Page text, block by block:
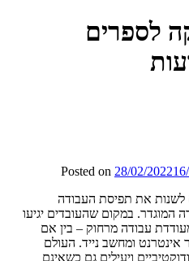
לספרים
Posted on 28/02/2022
לשנות את תפיסת העבודה
המוגדר. במקום שהעובדים יגיעו
עבודה מרחוק – בין אם
ומחשב נייד. העולם
ויעילים גם כשאינם